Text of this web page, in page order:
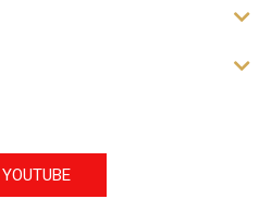
YOUTUBE